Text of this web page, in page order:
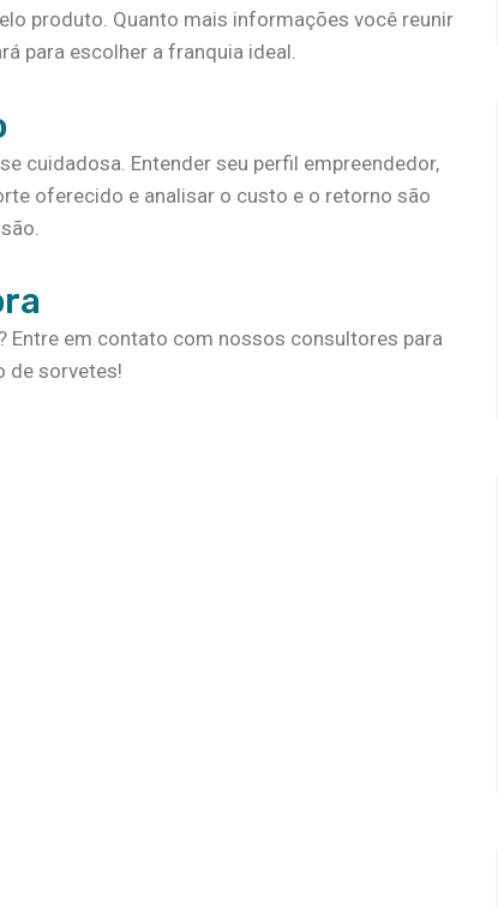
produto. Quanto mais informações você reunir
para escolher a franquia ideal.
cuidadosa. Entender seu perfil empreendedor,
oferecido e analisar o custo e o retorno são
Entre em contato com nossos consultores para
de sorvetes!